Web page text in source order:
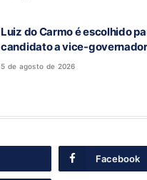
Luiz do Carmo é escolhido
candidato a vice-
de Daniel Vilela
5 de agosto de 2026
Facebook